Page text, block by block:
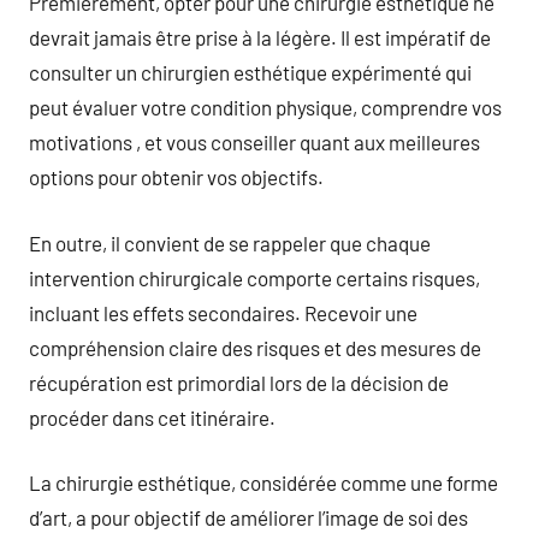
devrait jamais être prise à la légère. Il est impératif de
consulter un chirurgien esthétique expérimenté qui
peut évaluer votre condition physique, comprendre vos
motivations , et vous conseiller quant aux meilleures
options pour obtenir vos objectifs.
En outre, il convient de se rappeler que chaque
intervention chirurgicale comporte certains risques,
incluant les effets secondaires. Recevoir une
compréhension claire des risques et des mesures de
récupération est primordial lors de la décision de
procéder dans cet itinéraire.
La chirurgie esthétique, considérée comme une forme
d’art, a pour objectif de améliorer l’image de soi des